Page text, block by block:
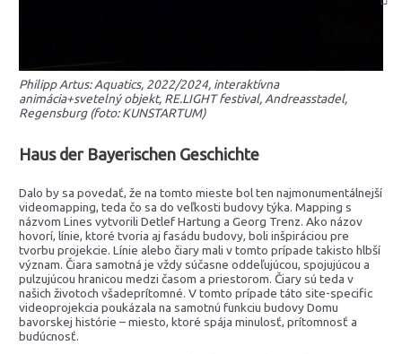
Philipp Artus: Aquatics, 2022/2024, interaktívna
animácia+svetelný objekt, RE.LIGHT festival, Andreasstadel,
Regensburg (foto: KUNSTARTUM)
Haus der Bayerischen Geschichte
Dalo by sa povedať, že na tomto mieste bol ten najmonumentálnejší
videomapping, teda čo sa do veľkosti budovy týka. Mapping s
názvom Lines vytvorili Detlef Hartung a Georg Trenz. Ako názov
hovorí, línie, ktoré tvoria aj fasádu budovy, boli inšpiráciou pre
tvorbu projekcie. Línie alebo čiary mali v tomto prípade takisto hlbší
význam. Čiara samotná je vždy súčasne oddeľujúcou, spojujúcou a
pulzujúcou hranicou medzi časom a priestorom. Čiary sú teda v
našich životoch všadeprítomné. V tomto prípade táto site-specific
videoprojekcia poukázala na samotnú funkciu budovy Domu
bavorskej histórie – miesto, ktoré spája minulosť, prítomnosť a
budúcnosť.